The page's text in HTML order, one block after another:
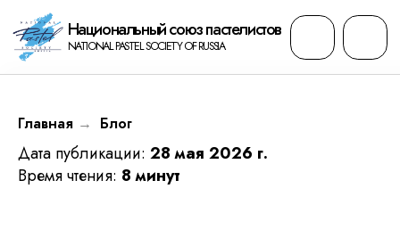
Национальный cоюз пастелистов
NATIONAL PASTEL SOCIETY OF RUSSIA
Главная → Блог
Дата публикации: 28 мая 2026 г.
Время чтения: 8 минут